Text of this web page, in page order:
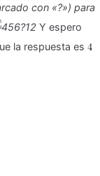
con «?») para
Y espero
la respuesta es